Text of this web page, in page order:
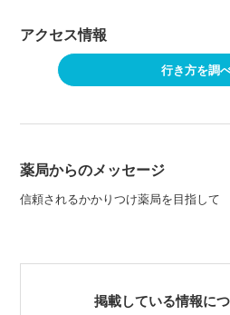
アクセス情報
行き方を調
薬局からのメッセージ
信頼されるかかりつけ薬局を目指して
掲載している情報に